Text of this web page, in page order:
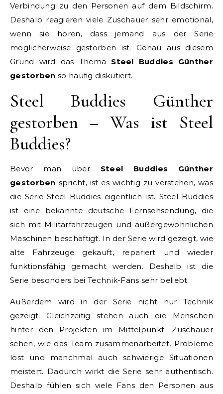
Verbindung zu den Personen auf dem Bildschirm.
Deshalb reagieren viele Zuschauer sehr emotional,
wenn sie hören, dass jemand aus der Serie
möglicherweise gestorben ist. Genau aus diesem
Grund wird das Thema Steel Buddies Günther
gestorben so häufig diskutiert.
Steel Buddies Günther
gestorben – Was ist Steel
Buddies?
Bevor man über Steel Buddies Günther
gestorben spricht, ist es wichtig zu verstehen, was
die Serie Steel Buddies eigentlich ist. Steel Buddies
ist eine bekannte deutsche Fernsehsendung, die
sich mit Militärfahrzeugen und außergewöhnlichen
Maschinen beschäftigt. In der Serie wird gezeigt, wie
alte Fahrzeuge gekauft, repariert und wieder
funktionsfähig gemacht werden. Deshalb ist die
Serie besonders bei Technik-Fans sehr beliebt.
Außerdem wird in der Serie nicht nur Technik
gezeigt. Gleichzeitig stehen auch die Menschen
hinter den Projekten im Mittelpunkt. Zuschauer
sehen, wie das Team zusammenarbeitet, Probleme
löst und manchmal auch schwierige Situationen
meistert. Dadurch wirkt die Serie sehr authentisch.
Deshalb fühlen sich viele Fans den Personen aus